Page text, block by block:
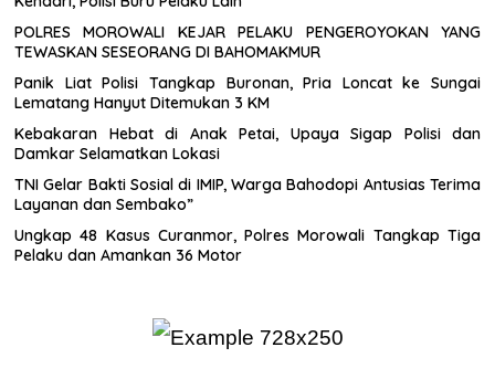
POLRES MOROWALI KEJAR PELAKU PENGEROYOKAN YANG
TEWASKAN SESEORANG DI BAHOMAKMUR
Panik Liat Polisi Tangkap Buronan, Pria Loncat ke Sungai
Lematang Hanyut Ditemukan 3 KM
Kebakaran Hebat di Anak Petai, Upaya Sigap Polisi dan
Damkar Selamatkan Lokasi
TNI Gelar Bakti Sosial di IMIP, Warga Bahodopi Antusias Terima
Layanan dan Sembako”
Ungkap 48 Kasus Curanmor, Polres Morowali Tangkap Tiga
Pelaku dan Amankan 36 Motor